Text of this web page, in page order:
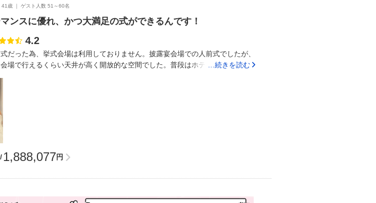
41歳 ゲスト人数 51～60名
ンスに優れ、かつ大満足の式ができるんです！
点数
4.2
だった為、挙式会場は利用しておりません。披露宴会場での人前式でしたが、
場で行えるくらい天井が高く開放的な空間でした。普段はホテルのイベントホ
プニングムービーとライブエンドロールを追加した事により、約10万程最初の
いましたが、特にオープニングムービーはこだわって製作したので後悔はあり
料なので、そこは助かりました。持ち込みが無料なので、プチギフトは自分達
作りして節約しました。結婚式の当日か前夜、ホテルのスウィートルーム宿泊
ました。自分達は前夜に利用し、結婚式当日の準備をスムーズに行う事ができ
合鴨オレンジ煮、海老寿司、杏子クリームチーズ挟み、数の子、椎茸と赤西貝
有馬煮、お造り三種盛り、季節のポタージュ、パン、海老の黄金焼き、鯛の柚
モン煮、青桃、お口直しのグラニテ、牛ヒレ肉ステーキ(赤ワインソース)、甘鯛
、料理がとてもおいしかったと、かなり高評価を頂きました。市電の駅から徒
…続きを読む
1,888,077円